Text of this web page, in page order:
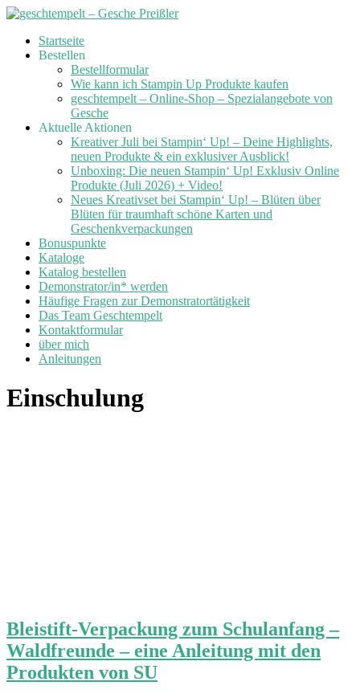
Skip
Startseite
Bestellen
Bestellformular
Wie kann ich Stampin Up Produkte kaufen
geschtempelt – Online-Shop – Spezialangebote von
Gesche
Aktuelle Aktionen
Kreativer Juli bei Stampin‘ Up! – Deine Highlights,
neuen Produkte & ein exklusiver Ausblick!
Unboxing: Die neuen Stampin‘ Up! Exklusiv Online
Produkte (Juli 2026) + Video!
Neues Kreativset bei Stampin‘ Up! – Blüten über
Blüten für traumhaft schöne Karten und
Geschenkverpackungen
Bonuspunkte
Kataloge
Katalog bestellen
Demonstrator/in* werden
Häufige Fragen zur Demonstratortätigkeit
Das Team Geschtempelt
Kontaktformular
über mich
Anleitungen
Einschulung
Bleistift-Verpackung zum Schulanfang –
Waldfreunde – eine Anleitung mit den
Produkten von SU